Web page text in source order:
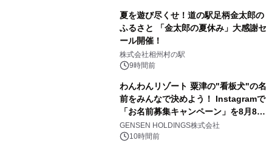
夏を遊び尽くせ！道の駅足柄金太郎の
ふるさと 「金太郎の夏休み」大感謝セ
ール開催！
株式会社相州村の駅
9時間前
わんわんリゾート 粟津の"看板犬"の名
前をみんなで決めよう！ Instagramで
「お名前募集キャンペーン」を8月8日
(土)より開催
GENSEN HOLDINGS株式会社
10時間前